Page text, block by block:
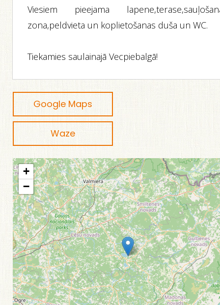
Viesiem pieejama
zona,peldvieta un koplietošanas duša un WC.
Tiekamies saulainajā Vecpiebalgā!
Google Maps
Waze
+
−